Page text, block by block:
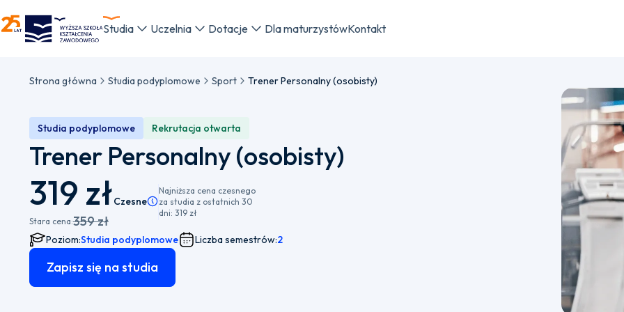
WSKZ - strona główna
Studia Uczelnia Dotacje Dla maturzystówKontakt
Strona główna Studia podyplomowe Sport Trener Personalny (osobisty)
Studia podyplomowe Rekrutacja otwarta
Trener Personalny (osobisty)
319 złCzesnePamiętaj, że istnieje możliwość wyboru płatności semestralnej bądź jednorazowej.
Stara cena:359 zł
Najniższa cena czesnego
za studia z ostatnich 30
dni: 319 zł
Poziom:Studia podyplomowe Liczba semestrów:2
Zapisz się na studia